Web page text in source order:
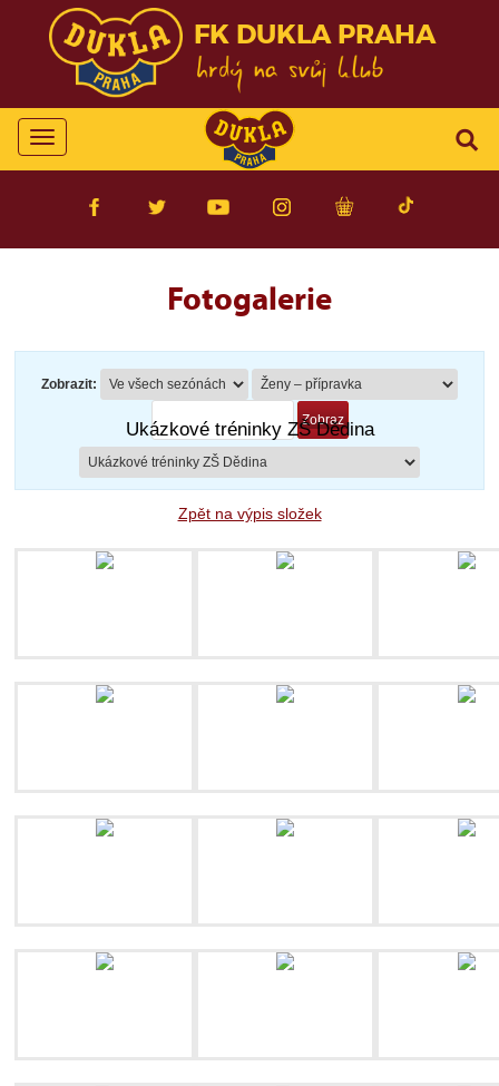
FK DUKLA PRAHA
Toggle
navigation
Fotogalerie
Zobrazit:
Ukázkové tréninky ZŠ Dědina
Zpět na výpis složek